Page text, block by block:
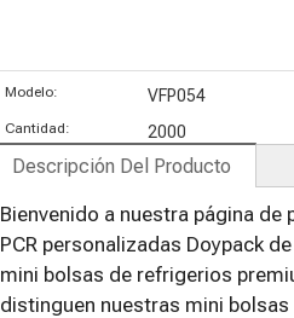
Modelo: VFP054
Cantidad: 2000
Descripción Del Producto
Bienvenido a nuestra página
PCR personalizadas Doypack
mini bolsas de refrigerios
distinguen nuestras mini